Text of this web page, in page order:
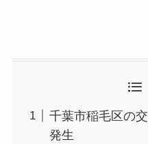
千葉市稲毛区の
発生